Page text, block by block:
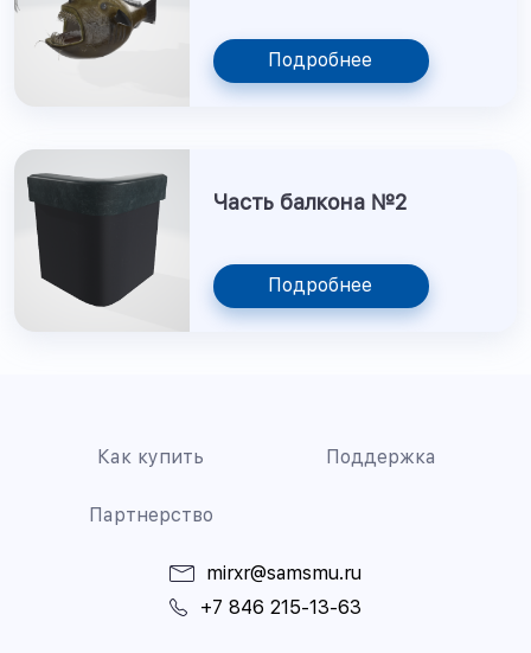
Подробнее
Часть балкона №2
Подробнее
Как купить Поддержка
Партнерство
mirxr@samsmu.ru
+7 846 215-13-63